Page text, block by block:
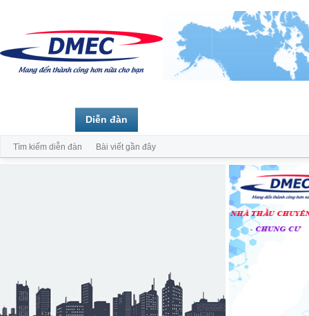
Diễn đàn
Tìm kiếm diễn đàn Bài viết gần đây